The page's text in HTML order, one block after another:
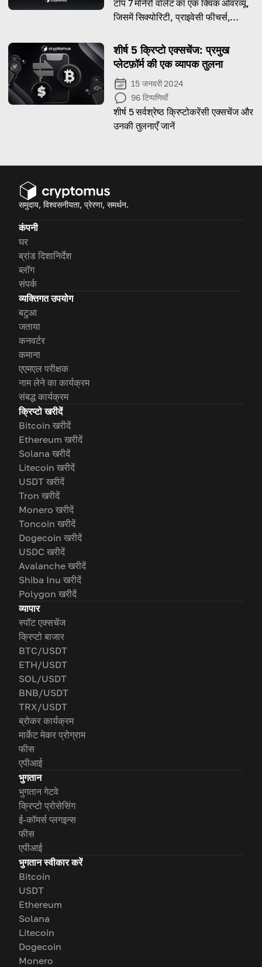
टॉप 7 मोनेरो वॉलेट का एक क्विक ओवरव्यू,
जिसमें सिक्योरिटी, प्राइवेसी फीचर्स,
गई है ताकि आपको XMR स्टोर करने के
लिए सबसे अच्छा ऑप्शन चुनने में मदद मिल
शीर्ष 5 क्रिप्टो एक्सचेंज: प्रमुख
प्लेटफ़ॉर्म की एक व्यापक तुलना
15 जनवरी 2024
96 टिप्पणियाँ
शीर्ष 5 सर्वश्रेष्ठ क्रिप्टोकरेंसी एक्सचेंज और
उनकी तुलनाएँ जानें
समुदाय, विश्वसनीयता, प्रेरणा, समर्थन.
कंपनी
घर
ब्रांड दिशानिर्देश
ब्लॉग
संपर्क
व्यक्तिगत उपयोग
बटुआ
जताया
कनवर्टर
कमाना
एएमएल परीक्षक
नाम लेने का कार्यक्रम
संबद्ध कार्यक्रम
क्रिप्टो खरीदें
Bitcoin खरीदें
Ethereum खरीदें
Solana खरीदें
Litecoin खरीदें
USDT खरीदें
Tron खरीदें
Monero खरीदें
Toncoin खरीदें
Dogecoin खरीदें
USDC खरीदें
Avalanche खरीदें
Shiba Inu खरीदें
Polygon खरीदें
व्यापार
स्पॉट एक्सचेंज
क्रिप्टो बाजार
BTC/USDT
ETH/USDT
SOL/USDT
BNB/USDT
TRX/USDT
ब्रोकर कार्यक्रम
मार्केट मेकर प्रोग्राम
फीस
एपीआई
भुगतान
भुगतान गेटवे
क्रिप्टो प्रोसेसिंग
ई-कॉमर्स प्लगइन्स
फीस
एपीआई
भुगतान स्वीकार करें
Bitcoin
USDT
Ethereum
Solana
Litecoin
Dogecoin
Monero